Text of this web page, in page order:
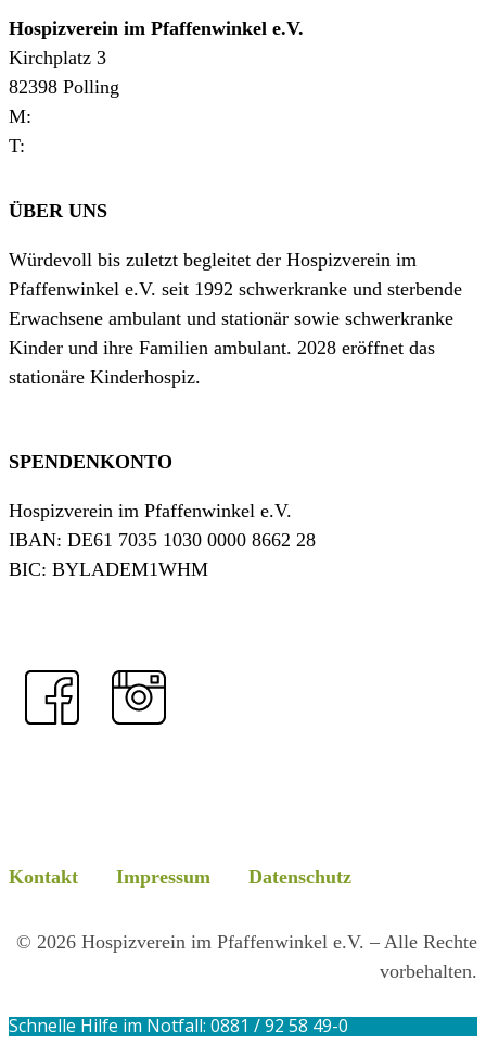
Hospizverein im Pfaffenwinkel e.V.
Kirchplatz 3
82398 Polling
M:
T:
ÜBER UNS
Würdevoll bis zuletzt begleitet der Hospizverein im
Pfaffenwinkel e.V. seit 1992 schwerkranke und sterbende
Erwachsene ambulant und stationär sowie schwerkranke
Kinder und ihre Familien ambulant. 2028 eröffnet das
stationäre Kinderhospiz.
SPENDENKONTO
Hospizverein im Pfaffenwinkel e.V.
IBAN: DE61 7035 1030 0000 8662 28
BIC: BYLADEM1WHM
Kontakt Impressum Datenschutz
© 2026 Hospizverein im Pfaffenwinkel e.V. – Alle Rechte
vorbehalten.
Schnelle Hilfe im Notfall: 0881 / 92 58 49-0